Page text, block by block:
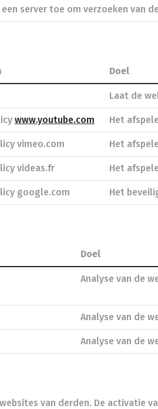
server toe om verzoeken van
Doel
Laat de
www.youtube.com Het
vimeo.com Het
videas.fr Het
google.com Het
Doel
Analyse van de
Analyse van de
Analyse van de
van derden. De activatie